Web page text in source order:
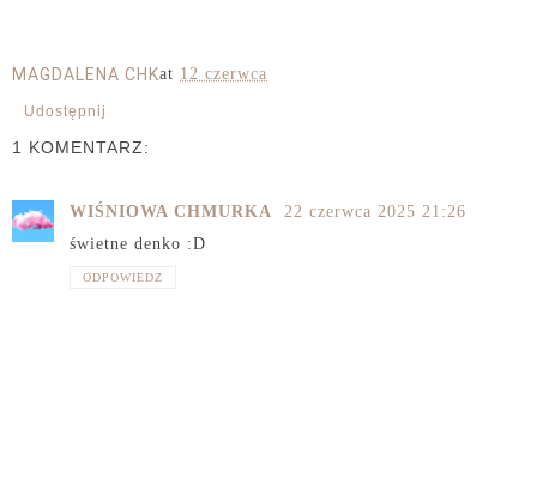
MAGDALENA CHKat 12 czerwca
Udostępnij
1 KOMENTARZ:
WIŚNIOWA CHMURKA
22 czerwca 2025 21:26
świetne denko :D
ODPOWIEDZ